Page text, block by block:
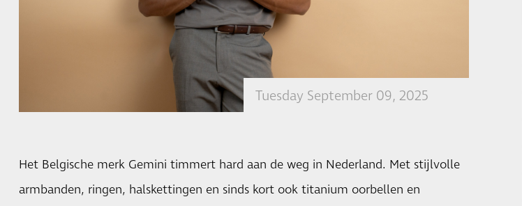
Tuesday September 09, 2025
Het Belgische merk Gemini timmert hard aan de weg in Nederland. Met stijlvolle
armbanden, ringen, halskettingen en sinds kort ook titanium oorbellen en